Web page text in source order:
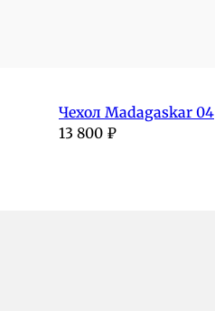
Чехол Madagaskar 04
13 800 ₽